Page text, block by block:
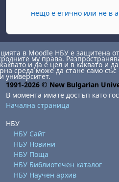
нещо е етично или не в
в Moodle НБУ е защитена от
му права.
и да е цел и в каквато и
среда може да стане само със
университет.
1991-2026 © New Bulgarian
В момента имате достъп като
Начална страница
НБУ
НБУ Сайт
НБУ Новини
НБУ Поща
НБУ Библиотечен каталог
НБУ Научен архив